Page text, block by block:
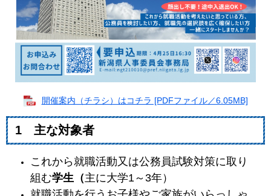
開催案内（チラシ）はコチラ [PDFファイル／6.05MB]
1 主な対象者
これから就職活動又は公務員試験対策に取り
組む学生（主に大学1～3年）​